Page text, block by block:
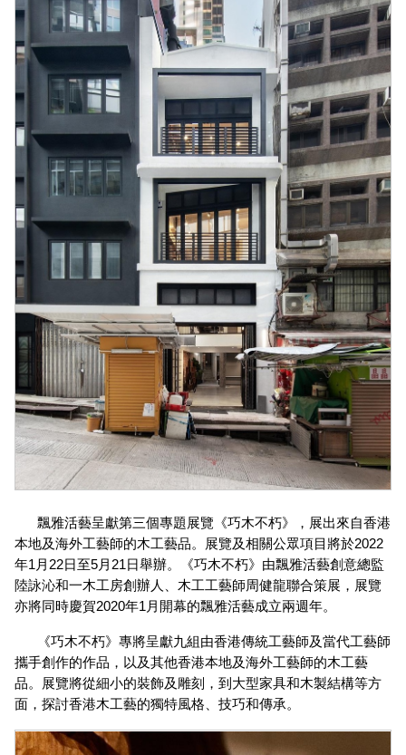
飄雅活藝呈獻第三個專題展覽《巧木不朽》，展出來自香港
本地及海外工藝師的木工藝品。展覽及相關公眾項目將於2022
年1月22日至5月21日舉辦。《巧木不朽》由飄雅活藝創意總監
陸詠沁和一木工房創辦人、木工工藝師周健龍聯合策展，展覽
亦將同時慶賀2020年1月開幕的飄雅活藝成立兩週年。
《巧木不朽》專將呈獻九組由香港傳統工藝師及當代工藝師
攜手創作的作品，以及其他香港本地及海外工藝師的木工藝
品。展覽將從細小的裝飾及雕刻，到大型家具和木製結構等方
面，探討香港木工藝的獨特風格、技巧和傳承。